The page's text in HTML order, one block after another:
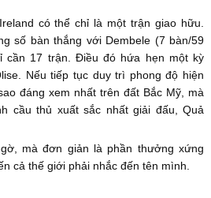
có thể chỉ là một trận giao hữu.
số bàn thắng với Dembele (7 bàn/59
cần 17 trận. Điều đó hứa hẹn một kỳ
Nếu tiếp tục duy trì phong độ hiện
đáng xem nhất trên đất Bắc Mỹ, mà
cầu thủ xuất sắc nhất giải đấu, Quả
mà đơn giản là phần thưởng xứng
cả thế giới phải nhắc đến tên mình.